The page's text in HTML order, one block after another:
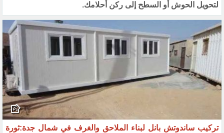
لتحويل الحوش أو السطح إلى ركن أحلامك.
تركيب ساندوتش بانل لبناء الملاحق والغرف في شمال جدة:ثورة